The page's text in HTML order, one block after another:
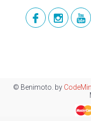
© Benimoto. by